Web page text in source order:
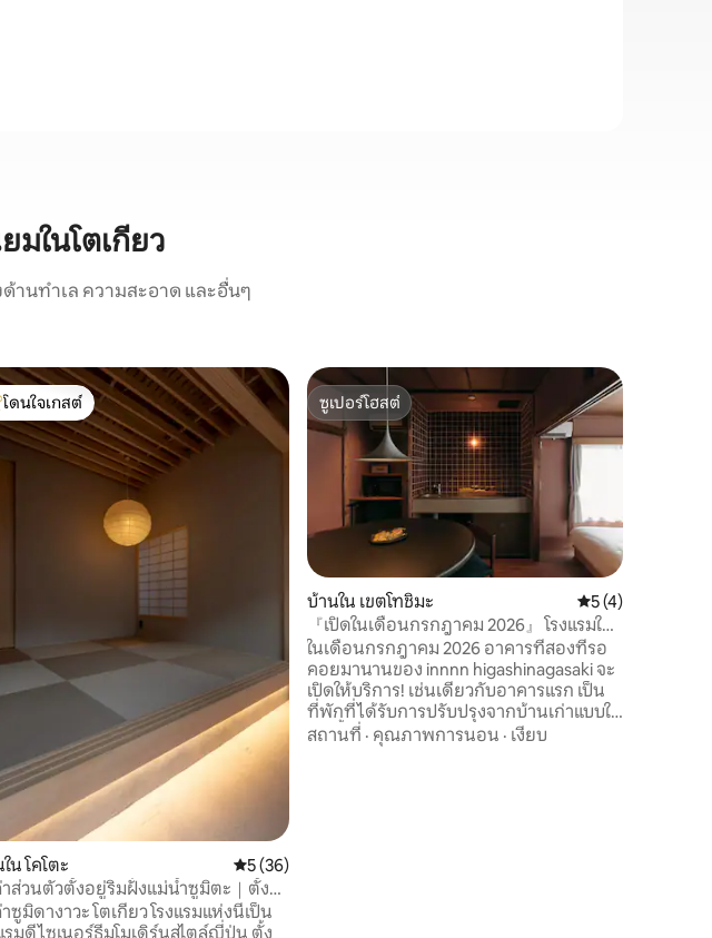
ในโตเกียว
านทำเล ความสะอาด และอื่นๆ
ก 5, 122 รีวิว
นใจเกสต์ที่สุด
โดนใจเกสต์
น โคโตะ คะแนนเฉลี่ย 5 จาก 5, 36 รีวิว
5 (36)
าส่วนตัวตั้งอยู่ริมฝั่งแม่น้ำซูมิตะ｜ตั้ง
กลางโตเกียวและอยู่ใกล้กับนิฮงบาชิ
กุสะ และริโอกุฯลฯ｜ที่พักสไตล์ญี่ปุ่นที่
ดางาวะ โตเกียว โรงแรมแห่งนี้เป็น
รมดีไซเนอร์ธีมโมเดิร์นสไตล์ญี่ปุ่น ตั้ง
ซูเปอร์โฮสต์
ซูเปอร์โฮสต์
บ้านใน เขตโทชิมะ คะแนนเฉลี่ย 5 จา
5 (4)
『เปิดในเดือนกรกฎาคม 2026』 โรงแรมให้
เช่าห้องเดียว "innnn-komeya" อยู่ห่างจาก
สถานีอิเคบุ 5 นาที และสถานีฮิงาชินากาซากิ
2 นาที
ในเดือนกรกฎาคม 2026 อาคารที่สองที่รอ
คอยมานานของ innnn higashinagasaki จะ
เปิดให้บริการ! เช่นเดียวกับอาคารแรก เป็น
ที่พักที่ได้รับการปรับปรุงจากบ้านเก่าแบบให้
เช่าทั้งอาคาร โดยจำกัดให้เช่าได้เพียงกลุ่ม
เดียวต่อวัน "ฮิงาชินากาซากิ" อยู่ห่างจาก
สถานที่ · คุณภาพการนอน · เงียบ